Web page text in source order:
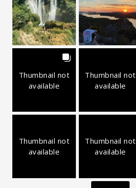
Thumbnail not
available
Thumbnail not
available
Thumbnail not
available
Thumbnail not
available